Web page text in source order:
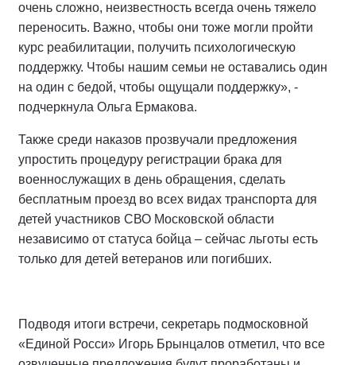
очень сложно, неизвестность всегда очень тяжело
переносить. Важно, чтобы они тоже могли пройти
курс реабилитации, получить психологическую
поддержку. Чтобы нашим семьи не оставались один
на один с бедой, чтобы ощущали поддержку», -
подчеркнула Ольга Ермакова.
Также среди наказов прозвучали предложения
упростить процедуру регистрации брака для
военнослужащих в день обращения, сделать
бесплатным проезд во всех видах транспорта для
детей участников СВО Московской области
независимо от статуса бойца – сейчас льготы есть
только для детей ветеранов или погибших.
Подводя итоги встречи, секретарь подмосковной
«Единой Росси» Игорь Брынцалов отметил, что все